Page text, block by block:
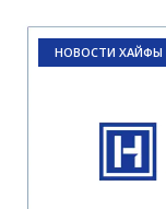
НОВОСТИ ХАЙФЫ